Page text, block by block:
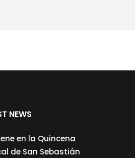
NEWS
en la Quincena
de San Sebastián